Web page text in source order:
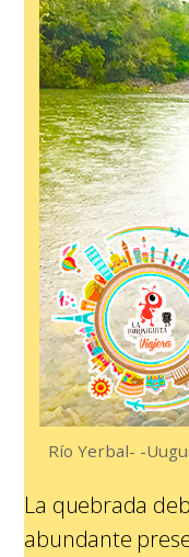
Río Yerbal- -
La quebrada
abundante